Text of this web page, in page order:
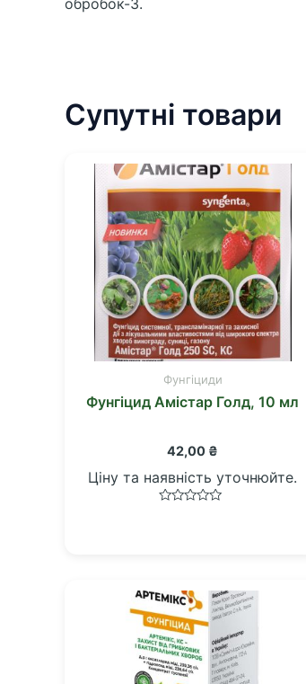
обробок-3.
Супутні товари
Фунгіциди
Фунгіцид Амістар Голд, 10 мл
42,00 ₴
Ціну та наявність уточнюйте.